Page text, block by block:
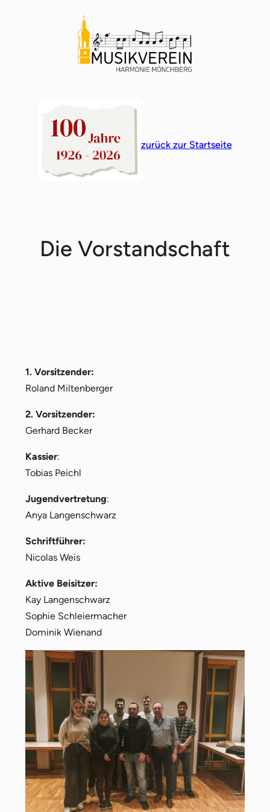
zurück zur Startseite
Die Vorstandschaft
1. Vorsitzender:
Roland Miltenberger
2. Vorsitzender:
Gerhard Becker
Kassier:
Tobias Peichl
Jugendvertretung:
Anya Langenschwarz
Schriftführer:
Nicolas Weis
Aktive Beisitzer:
Kay Langenschwarz
Sophie Schleiermacher
Dominik Wienand